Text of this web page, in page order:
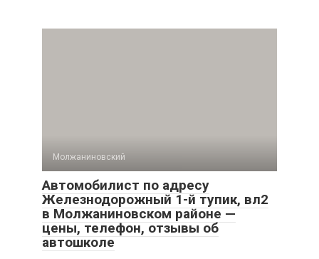
Молжаниновский
Автомобилист по адресу
Железнодорожный 1-й тупик, вл2
в Молжаниновском районе —
цены, телефон, отзывы об
автошколе